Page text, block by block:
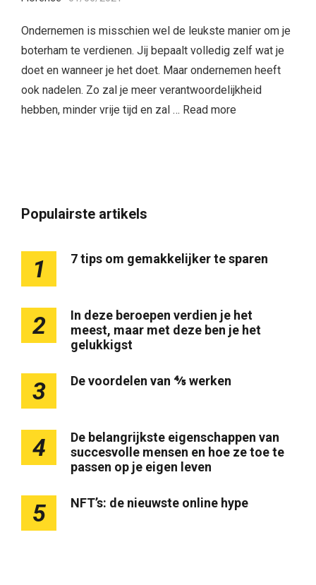
Ondernemen is misschien wel de leukste manier om je
boterham te verdienen. Jij bepaalt volledig zelf wat je
doet en wanneer je het doet. Maar ondernemen heeft
ook nadelen. Zo zal je meer verantwoordelijkheid
hebben, minder vrije tijd en zal … Read more
Populairste artikels
1 7 tips om gemakkelijker te sparen
2
In deze beroepen verdien je het
meest, maar met deze ben je het
gelukkigst
3 De voordelen van ⅘ werken
4
De belangrijkste eigenschappen van
succesvolle mensen en hoe ze toe te
passen op je eigen leven
5 NFT’s: de nieuwste online hype